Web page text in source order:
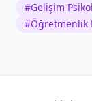
#Gelişim
#Öğretmenlik